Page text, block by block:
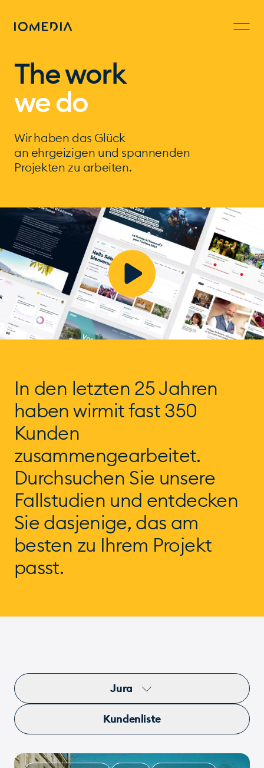
The work
we do
Wir haben das Glück
an ehrgeizigen und spannenden
Projekten zu arbeiten.
In den letzten 25 Jahren
haben wirmit fast 350
Kunden
zusammengearbeitet.
Durchsuchen Sie unsere
Fallstudien und entdecken
Sie dasjenige, das am
besten zu Ihrem Projekt
passt.
Jura
Kundenliste